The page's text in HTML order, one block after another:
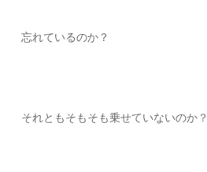
忘れているのか？
それともそもそも乗せていないのか？